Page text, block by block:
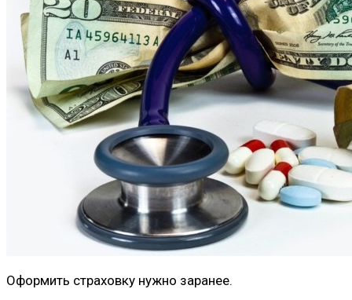
Оформить страховку нужно заранее.